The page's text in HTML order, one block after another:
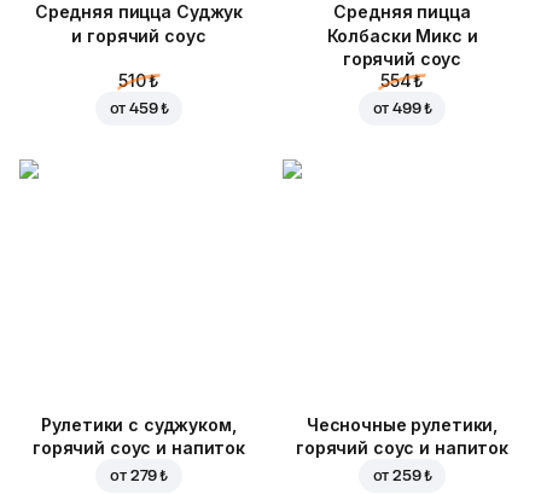
Средняя пицца Суджук
и горячий соус
510 ₺
от459 ₺
Средняя пицца
Колбаски Микс и
горячий соус
554 ₺
от499 ₺
Рулетики с суджуком,
горячий соус и напиток
от 279 ₺
Чесночные рулетики,
горячий соус и напиток
от259 ₺